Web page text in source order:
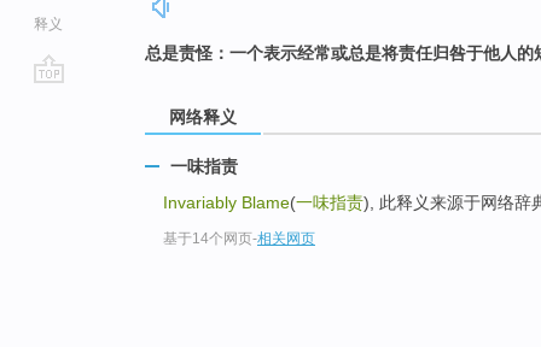
释义
总是责怪：一个表示经常或总是将责任归咎于他人的
网络释义
一味指责
Invariably Blame(一味指责), 此释义来源于网络辞
基于14个网页-相关网页